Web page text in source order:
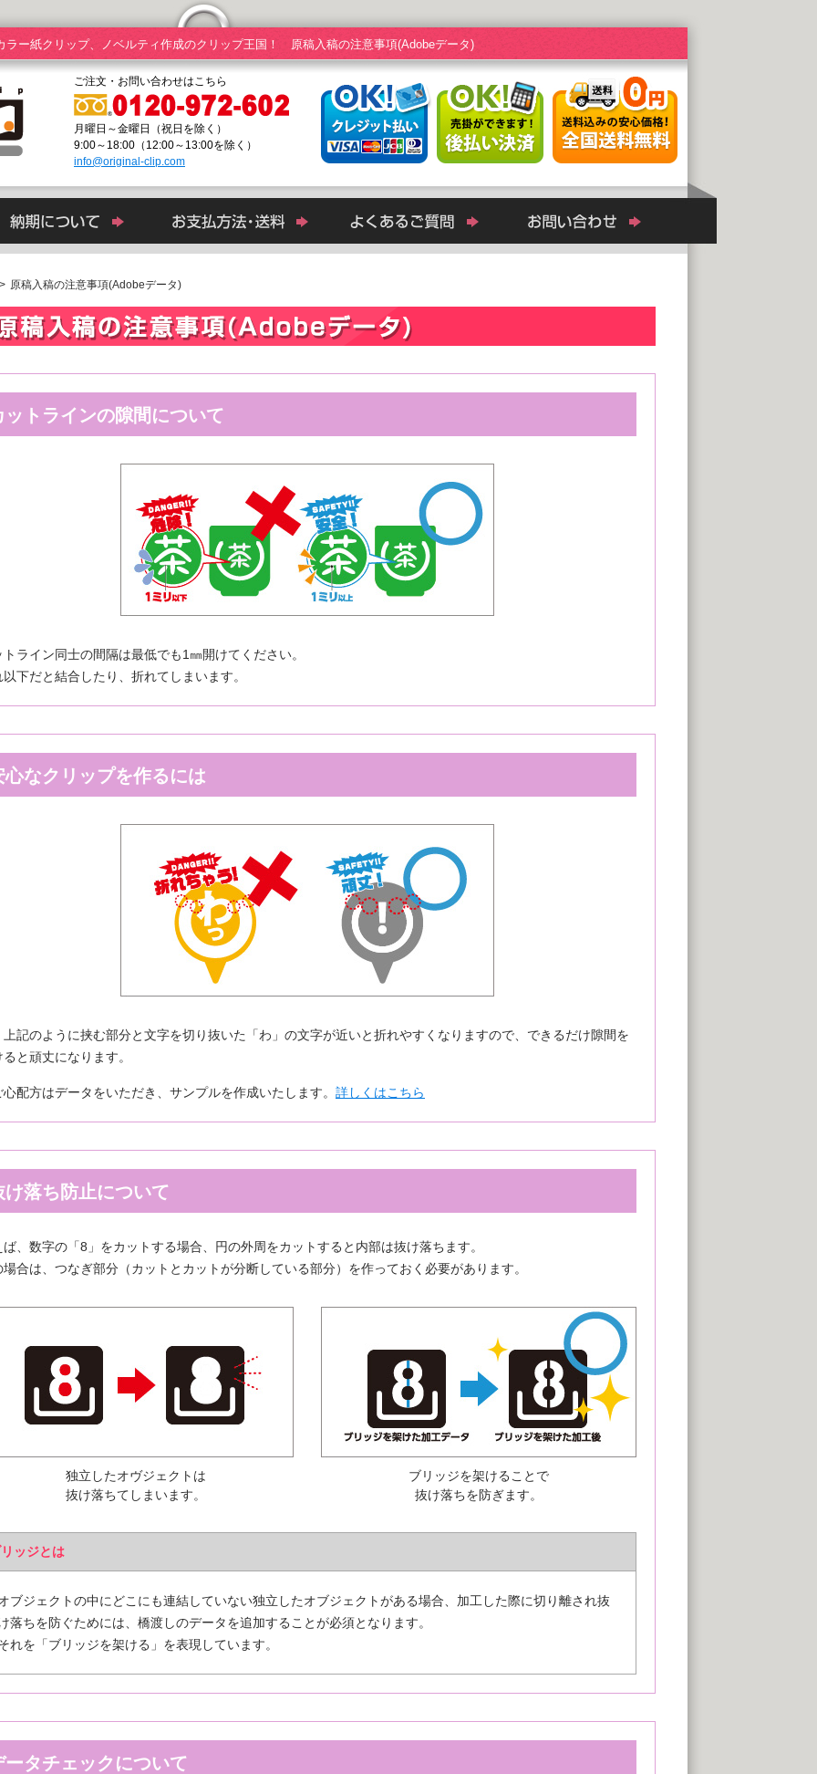
ラー紙クリップ、ノベルティ作成のクリップ王国！ 原稿入稿の注意事項(Adobeデータ)
ご注文・お問い合わせはこちら
月曜日～金曜日（祝日を除く）
9:00～18:00（12:00～13:00を除く）
info@original-clip.com
> 原稿入稿の注意事項(Adobeデータ)
ットラインの隙間について
トライン同士の間隔は最低でも1㎜開けてください。
以下だと結合したり、折れてしまいます。
心なクリップを作るには
上記のように挟む部分と文字を切り抜いた「わ」の文字が近いと折れやすくなりますので、できるだけ隙間を
と頑丈になります。
配方はデータをいただき、サンプルを作成いたします。 詳しくはこちら
け落ち防止について
ば、数字の「8」をカットする場合、円の外周をカットすると内部は抜け落ちます。
場合は、つなぎ部分（カットとカットが分断している部分）を作っておく必要があります。
独立したオヴジェクトは
抜け落ちてしまいます。
ブリッジを架けることで
抜け落ちを防ぎます。
ッジとは
ブジェクトの中にどこにも連結していない独立したオブジェクトがある場合、加工した際に切り離され抜
落ちを防ぐためには、橋渡しのデータを追加することが必須となります。
れを「ブリッジを架ける」を表現しています。
ータチェックについて
プ印刷なし形状カット
個包装(OPP入)タイプ
@26.36～
プ印刷有
きタイプ
～
紙付タイプ
～
1個あたり)
2つ折クラフト
紙付タイプ
タイプ
1個あたり)
クラフト台紙付きタイプ
(5,000個 1個あたり)
プ印刷有
紙付タイプ
1個あたり)
プ印刷なし形状カット
タイプ
～
プ印刷-マスク用
プマスク用
台紙付
1個あたり)
両面タイプ
@170.70～
(1,000個 1個あたり)
～
1個あたり)
ップ印刷
刷タイプ
台紙付タイプ
ップ彫刻
刻タイプ
～
台紙付タイプ
@72.60～
クリップ
入)タイプ
台紙付タイプ
@131.40～
トクリップボード
入)タイプ
～